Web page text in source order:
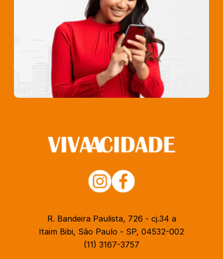
R. Bandeira Paulista, 726 - cj.34 a
Itaim Bibi, São Paulo - SP, 04532-002
(11) 3167-3757